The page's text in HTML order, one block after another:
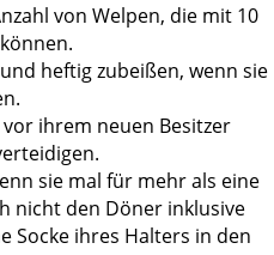
von Welpen, die mit 10
heftig zubeißen, wenn sie
ihrem neuen Besitzer
sie mal für mehr als eine
nicht den Döner inklusive
Socke ihres Halters in den